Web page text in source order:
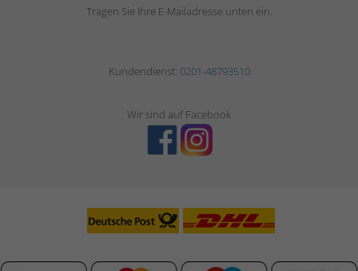
Tragen Sie Ihre E-Mailadresse unten ein.
Kundendienst: 0201-48793510
Wir sind auf Facebook